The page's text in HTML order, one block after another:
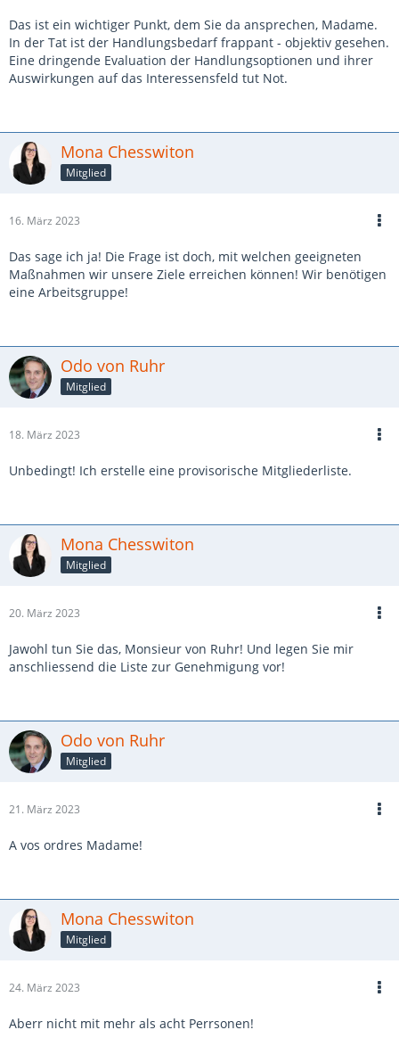
Das ist ein wichtiger Punkt, dem Sie da ansprechen, Madame.
In der Tat ist der Handlungsbedarf frappant - objektiv gesehen.
Eine dringende Evaluation der Handlungsoptionen und ihrer
Auswirkungen auf das Interessensfeld tut Not.
Mona Chesswiton
Mitglied
16. März 2023
Das sage ich ja! Die Frage ist doch, mit welchen geeigneten
Maßnahmen wir unsere Ziele erreichen können! Wir benötigen
eine Arbeitsgruppe!
Odo von Ruhr
Mitglied
18. März 2023
Unbedingt! Ich erstelle eine provisorische Mitgliederliste.
Mona Chesswiton
Mitglied
20. März 2023
Jawohl tun Sie das, Monsieur von Ruhr! Und legen Sie mir
anschliessend die Liste zur Genehmigung vor!
Odo von Ruhr
Mitglied
21. März 2023
A vos ordres Madame!
Mona Chesswiton
Mitglied
24. März 2023
Aberr nicht mit mehr als acht Perrsonen!